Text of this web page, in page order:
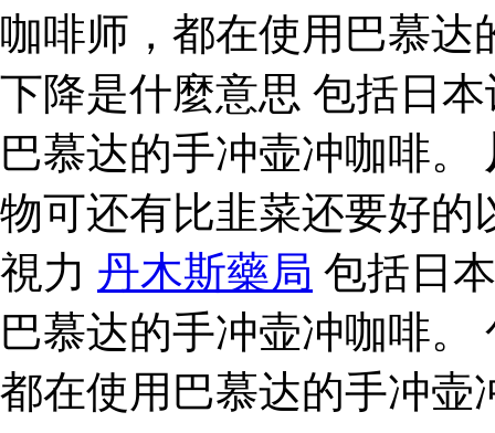
咖啡师，都在使用巴慕达
下降是什麼意思 包括日
巴慕达的手冲壶冲咖啡。
物可还有比韭菜还要好的
視力 丹木斯藥局 包括日
巴慕达的手冲壶冲咖啡
都在使用巴慕达的手冲壶